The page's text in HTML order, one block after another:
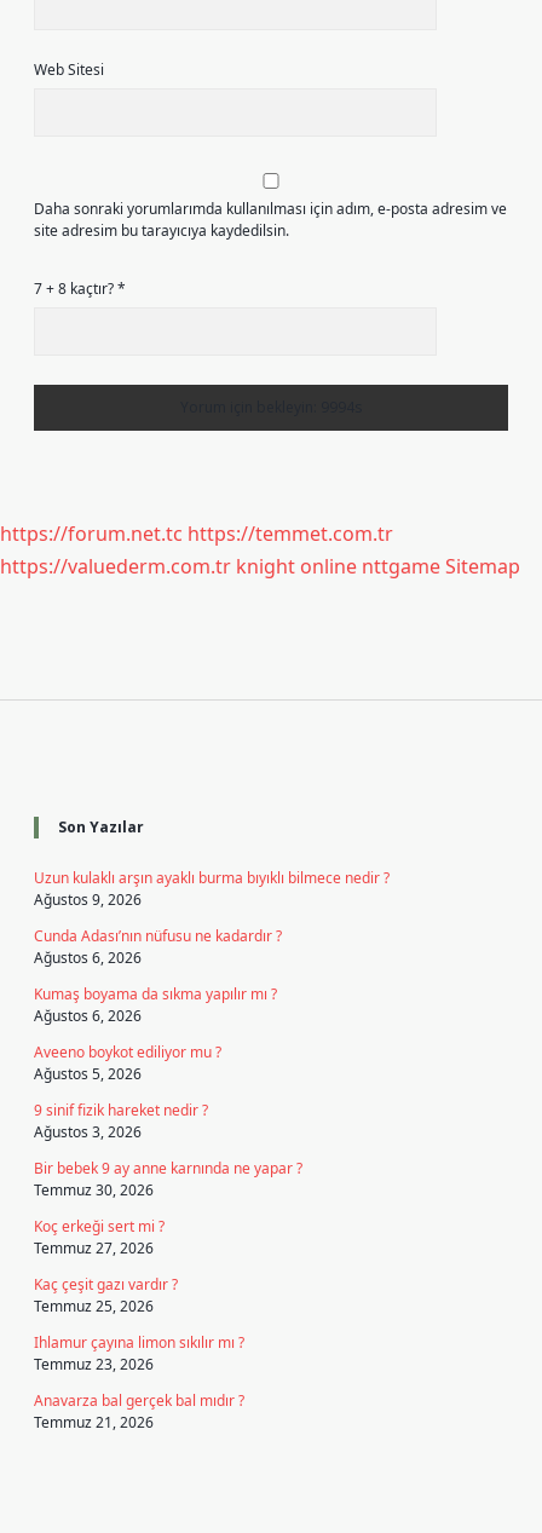
Web Sitesi
Daha sonraki yorumlarımda kullanılması için adım, e-posta adresim ve
site adresim bu tarayıcıya kaydedilsin.
7 + 8 kaçtır?*
https://forum.net.tc https://temmet.com.tr
https://valuederm.com.tr knight online nttgameSitemap
Son Yazılar
Uzun kulaklı arşın ayaklı burma bıyıklı bilmece nedir ?
Ağustos 9, 2026
Cunda Adası’nın nüfusu ne kadardır ?
Ağustos 6, 2026
Kumaş boyama da sıkma yapılır mı ?
Ağustos 6, 2026
Aveeno boykot ediliyor mu ?
Ağustos 5, 2026
9 sinif fizik hareket nedir ?
Ağustos 3, 2026
Bir bebek 9 ay anne karnında ne yapar ?
Temmuz 30, 2026
Koç erkeği sert mi ?
Temmuz 27, 2026
Kaç çeşit gazı vardır ?
Temmuz 25, 2026
Ihlamur çayına limon sıkılır mı ?
Temmuz 23, 2026
Anavarza bal gerçek bal mıdır ?
Temmuz 21, 2026